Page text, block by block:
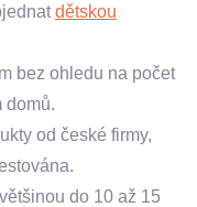
dětskou
bez ohledu na počet
domů.
od české firmy,
do 10 až 15